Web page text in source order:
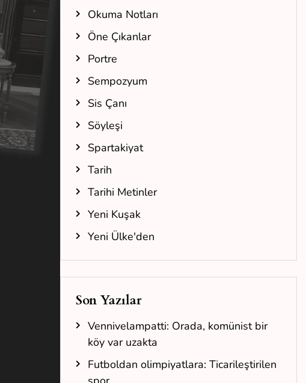
Okuma Notları
Öne Çıkanlar
Portre
Sempozyum
Sis Çanı
Söyleşi
Spartakiyat
Tarih
Tarihi Metinler
Yeni Kuşak
Yeni Ülke'den
Son Yazılar
Vennivelampatti: Orada, komünist bir
köy var uzakta
Futboldan olimpiyatlara: Ticarileştirilen